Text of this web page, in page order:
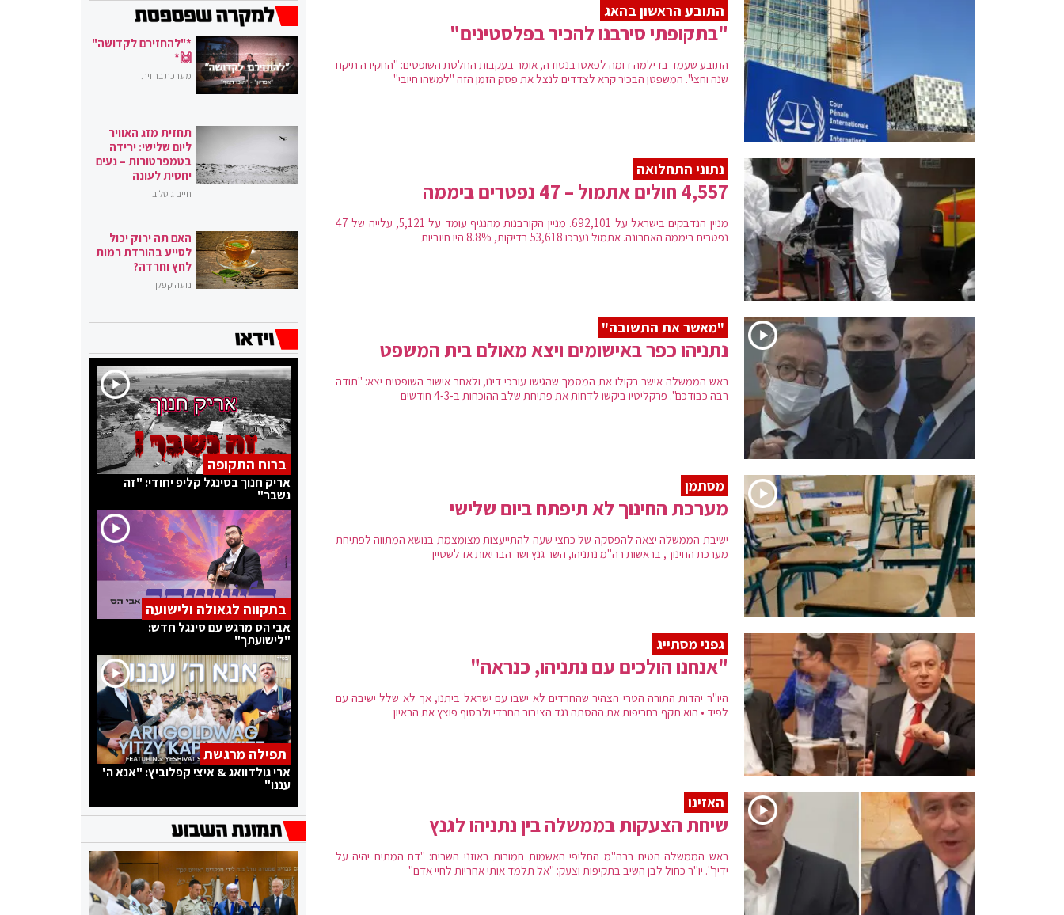
התובע הראשון בהאג
"בתקופתי סירבנו להכיר בפלסטינים"
התובע שעמד בדילמה דומה לפאטו בנסודה, אומר בעקבות החלטת השופטים: "החקירה תיקח
שנה וחצי". המשפטן הבכיר קרא לצדדים לנצל את פסק הזמן הזה "למשהו חיובי"
נתוני התחלואה
4,557 חולים אתמול – 47 נפטרים ביממה
מניין הנדבקים בישראל על 692,101. מניין הקורבנות מהנגיף עומד על 5,121, עלייה של 47
נפטרים ביממה האחרונה. אתמול נערכו 53,618 בדיקות, 8.8% היו חיוביות
"מאשר את התשובה"
נתניהו כפר באישומים ויצא מאולם בית המשפט
ראש הממשלה אישר בקולו את המסמך שהגישו עורכי דינו, ולאחר אישור השופטים יצא: "תודה
רבה כבודכם". פרקליטיו ביקשו לדחות את פתיחת שלב ההוכחות ב-4-3 חודשים
מסתמן
מערכת החינוך לא תיפתח ביום שלישי
ישיבת הממשלה יצאה להפסקה של כחצי שעה להתייעצות מצומצמת בנושא המתווה לפתיחת
מערכת החינוך, בראשות רה"מ נתניהו, השר גנץ ושר הבריאות אדלשטיין
גפני מסתייג
"אנחנו הולכים עם נתניהו, כנראה"
היו"ר יהדות התורה הטרי הצהיר שהחרדים לא ישבו עם ישראל ביתנו, אך לא שלל ישיבה עם
לפיד • הוא תקף בחריפות את ההסתה נגד הציבור החרדי ולבסוף פוצץ את הראיון
האזינו
שיחת הצעקות בממשלה בין נתניהו לגנץ
ראש הממשלה הטיח ברה"מ החליפי האשמות חמורות באוזני השרים: "דם המתים יהיה על
ידיך". יו"ר כחול לבן השיב בתקיפות וצעק: "אל תלמד אותי אחריות לחיי אדם"
*"להחזירם לקדושה"
🙌*
מערכת בחזית
תחזית מזג האוויר
ליום שלישי: ירידה
בטמפרטורות – נעים
יחסית לעונה
חיים גוטליב
האם תה ירוק יכול
לסייע בהורדת רמות
לחץ וחרדה?
נועה קפלן
ברוח התקופה
אריק חנוך בסינגל קליפ יחודי: "זה
נשבר"
בתקווה לגאולה ולישועה
אבי הס מרגש עם סינגל חדש:
"לישועתך"
תפילה מרגשת
ארי גולדוואג & איצי קפלוביץ: "אנא ה'
עננו"